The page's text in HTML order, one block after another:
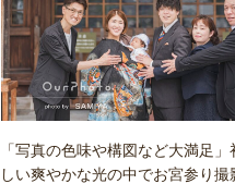
「写真の色味や構図など大満足」
しい爽やかな光の中でお宮参り撮